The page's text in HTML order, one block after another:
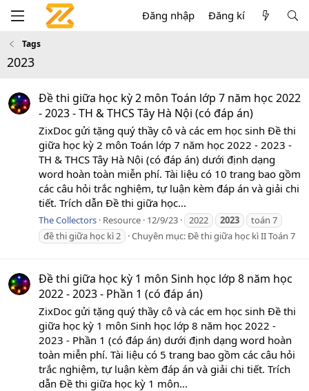
Đăng nhập Đăng kí
Tags
2023
Đề thi giữa học kỳ 2 môn Toán lớp 7 năm học 2022
- 2023 - TH & THCS Tây Hà Nội (có đáp án)
ZixDoc gửi tặng quý thầy cô và các em học sinh Đề thi
giữa học kỳ 2 môn Toán lớp 7 năm học 2022 - 2023 -
TH & THCS Tây Hà Nội (có đáp án) dưới định dạng
word hoàn toàn miễn phí. Tài liệu có 10 trang bao gồm
các câu hỏi trắc nghiệm, tự luận kèm đáp án và giải chi
tiết. Trích dẫn Đề thi giữa học...
The Collectors Resource 12/9/23 2022 2023
toán 7
đề thi giữa học kì 2
Chuyên mục:Đề thi giữa học kì II Toán 7
Đề thi giữa học kỳ 1 môn Sinh học lớp 8 năm học
2022 - 2023 - Phần 1 (có đáp án)
ZixDoc gửi tặng quý thầy cô và các em học sinh Đề thi
giữa học kỳ 1 môn Sinh học lớp 8 năm học 2022 -
2023 - Phần 1 (có đáp án) dưới định dạng word hoàn
toàn miễn phí. Tài liệu có 5 trang bao gồm các câu hỏi
trắc nghiệm, tự luận kèm đáp án và giải chi tiết. Trích
dẫn Đề thi giữa học kỳ 1 môn...